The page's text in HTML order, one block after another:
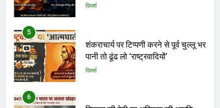
विमर्श
5
शंकराचार्य पर टिप्पणी करने से पूर्व चुल्लू भर
पानी तो ढूंढ लो ‘राष्ट्रवादियों’
विमर्श
6